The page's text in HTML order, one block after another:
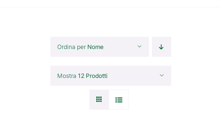
Ordina per Nome
Mostra 12 Prodotti